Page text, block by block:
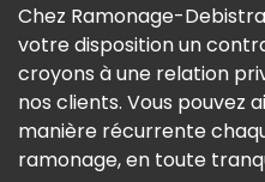
Chez Ramonage-
votre disposition un
croyons à une relation
nos clients. Vous pouvez
manière récurrente
ramonage, en toute